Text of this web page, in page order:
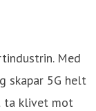
Med
skapar 5G helt
ta klivet mot